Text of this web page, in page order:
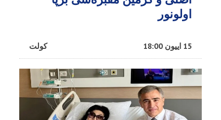
اولونور
کولت 15 اییون 18:00